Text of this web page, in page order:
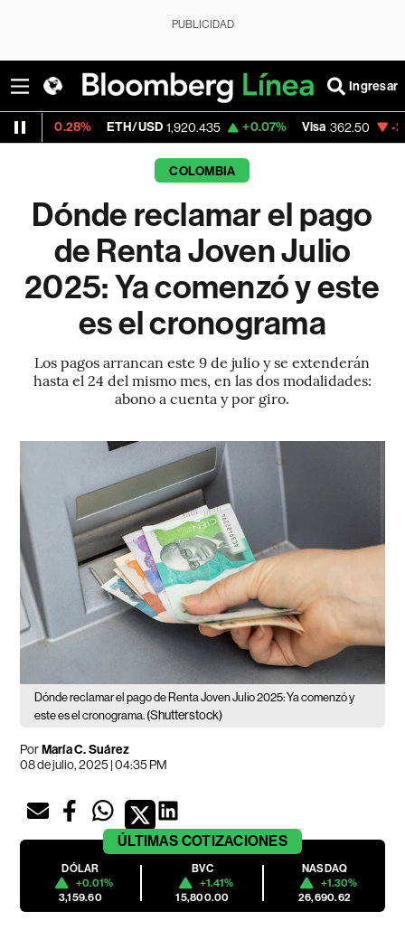
PUBLICIDAD
Ingresar
ETH/USD 1,920.435 +0.07% Visa 362.50 -2.15%
COLOMBIA
Dónde reclamar el pago
de Renta Joven Julio
2025: Ya comenzó y este
es el cronograma
Los pagos arrancan este 9 de julio y se extenderán
hasta el 24 del mismo mes, en las dos modalidades:
abono a cuenta y por giro.
Dónde reclamar el pago de Renta Joven Julio 2025: Ya comenzó y
este es el cronograma. (Shutterstock)
PorMaría C. Suárez
08 de julio, 2025 | 04:35 PM
ÚLTIMAS COTIZACIONES
DÓLAR
+0.01%
3,159.60
BVC
+1.41%
15,800.00
NASDAQ
+1.30%
26,690.62